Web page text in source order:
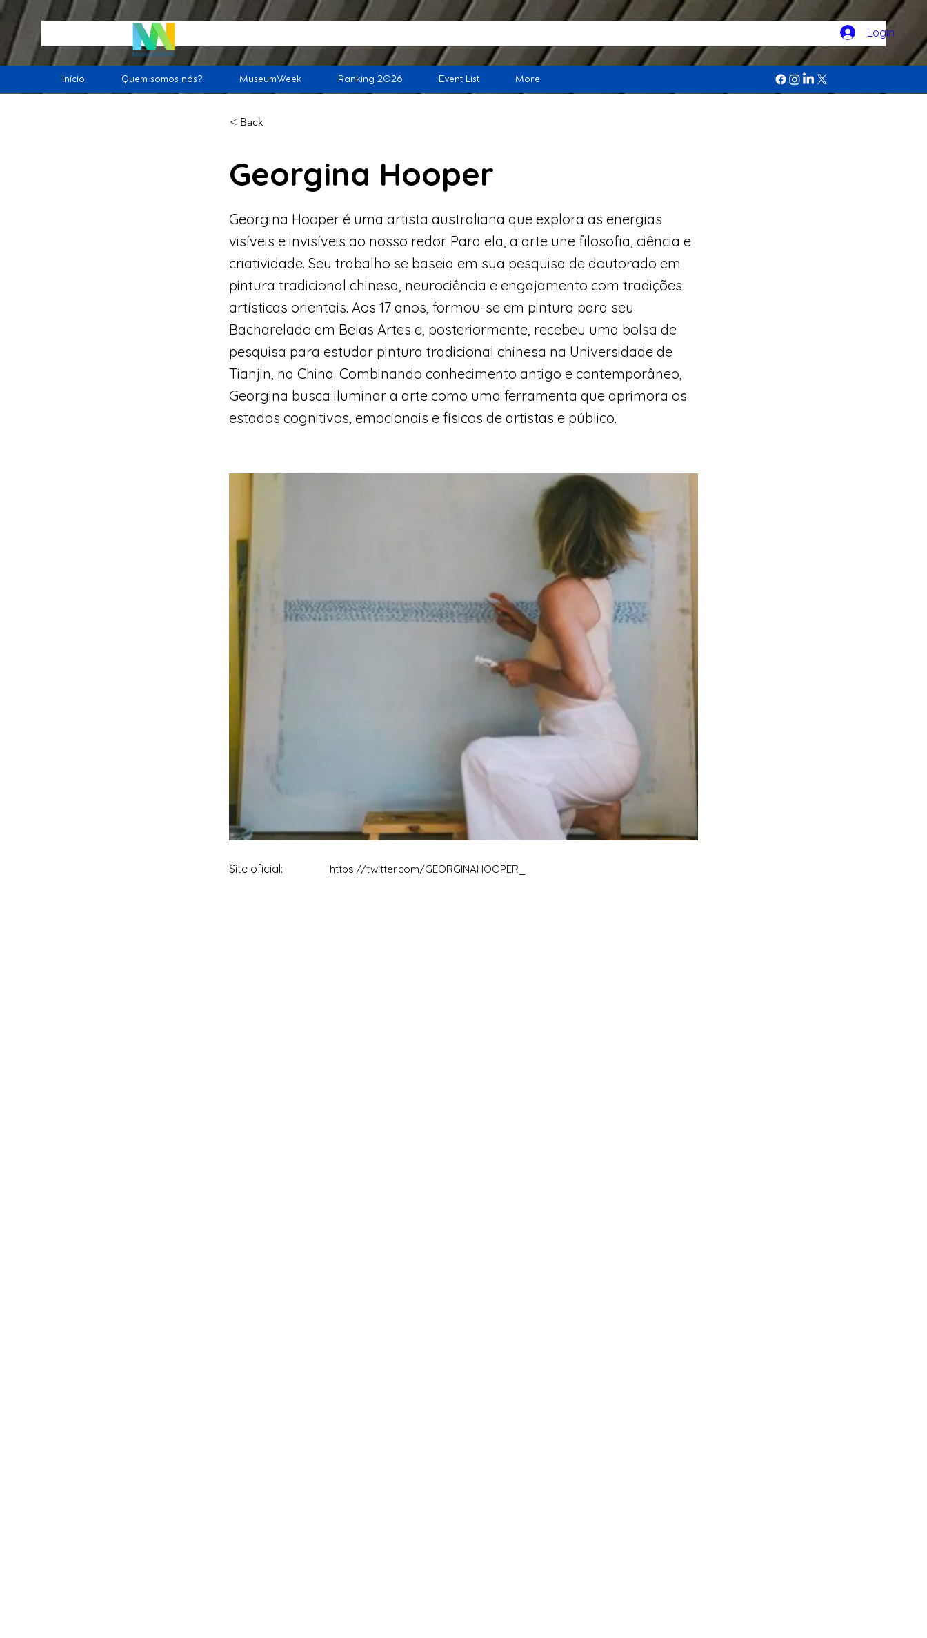
Login
Início Quem somos nós? MuseumWeek Ranking 2026 Event List More
< Back
Georgina Hooper
Georgina Hooper é uma artista australiana que explora as energias
visíveis e invisíveis ao nosso redor. Para ela, a arte une filosofia, ciência e
criatividade. Seu trabalho se baseia em sua pesquisa de doutorado em
pintura tradicional chinesa, neurociência e engajamento com tradições
artísticas orientais. Aos 17 anos, formou-se em pintura para seu
Bacharelado em Belas Artes e, posteriormente, recebeu uma bolsa de
pesquisa para estudar pintura tradicional chinesa na Universidade de
Tianjin, na China. Combinando conhecimento antigo e contemporâneo,
Georgina busca iluminar a arte como uma ferramenta que aprimora os
estados cognitivos, emocionais e físicos de artistas e público.
Site oficial: https://twitter.com/GEORGINAHOOPER_